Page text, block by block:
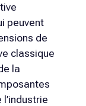
peuvent
de
classique
la